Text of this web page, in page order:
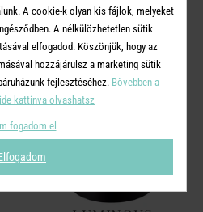
A cookie-k olyan kis fájlok, melyeket
A nélkülözhetetlen sütik
elfogadod. Köszönjük, hogy az
hozzájárulsz a marketing sütik
fejlesztéséhez. Bővebben a
kattinva olvashatsz
fogadom el